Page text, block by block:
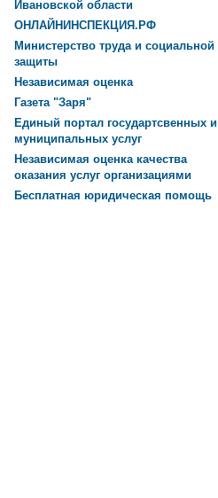
Ивановской области
ОНЛАЙНИНСПЕКЦИЯ.РФ
Министерство труда и социальной
защиты
Независимая оценка
Газета "Заря"
Единый портал государтсвенных и
муниципальных услуг
Независимая оценка качества
оказания услуг организациями
Бесплатная юридическая помощь